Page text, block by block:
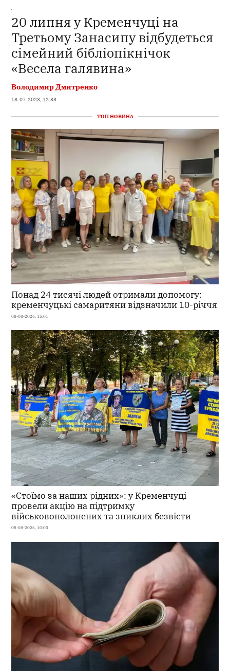
20 липня у Кременчуці на
Третьому Занасипу відбудеться
сімейний бібліопікнічок
«Весела галявина»
Володимир Дмитренко
18-07-2023, 12:33
ТОП НОВИНА
Понад 24 тисячі людей отримали допомогу:
кременчуцькі самаритяни відзначили 10-річчя
08-08-2026, 15:01
«Стоїмо за наших рідних»: у Кременчуці
провели акцію на підтримку
військовополонених та зниклих безвісти
08-08-2026, 10:03